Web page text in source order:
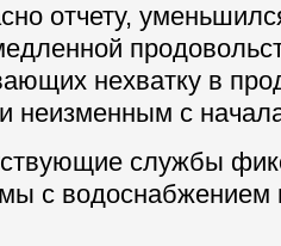
отчету,
нехватку в
неизменным с
службы
с водоснабжением